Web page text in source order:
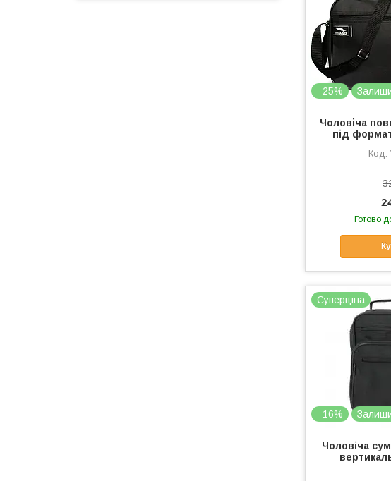
–25%
Чоловіча
під
Готово
Суперціна
–16%
Чоловіча